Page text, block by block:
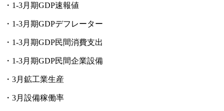
・1-3月期GDP速報値
・1-3月期GDPデフレーター
・1-3月期GDP民間消費支出
・1-3月期GDP民間企業設備
・3月鉱工業生産
・3月設備稼働率